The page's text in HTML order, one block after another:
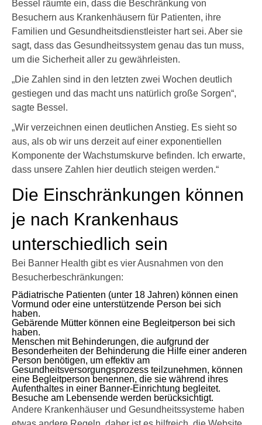
Bessel räumte ein, dass die Beschränkung von
Besuchern aus Krankenhäusern für Patienten, ihre
Familien und Gesundheitsdienstleister hart sei. Aber sie
sagt, dass das Gesundheitssystem genau das tun muss,
um die Sicherheit aller zu gewährleisten.
„Die Zahlen sind in den letzten zwei Wochen deutlich
gestiegen und das macht uns natürlich große Sorgen“,
sagte Bessel.
„Wir verzeichnen einen deutlichen Anstieg. Es sieht so
aus, als ob wir uns derzeit auf einer exponentiellen
Komponente der Wachstumskurve befinden. Ich erwarte,
dass unsere Zahlen hier deutlich steigen werden.“
Die Einschränkungen können
je nach Krankenhaus
unterschiedlich sein
Bei Banner Health gibt es vier Ausnahmen von den
Besucherbeschränkungen:
Pädiatrische Patienten (unter 18 Jahren) können einen
Vormund oder eine unterstützende Person bei sich
haben.
Gebärende Mütter können eine Begleitperson bei sich
haben.
Menschen mit Behinderungen, die aufgrund der
Besonderheiten der Behinderung die Hilfe einer anderen
Person benötigen, um effektiv am
Gesundheitsversorgungsprozess teilzunehmen, können
eine Begleitperson benennen, die sie während ihres
Aufenthaltes in einer Banner-Einrichtung begleitet.
Besuche am Lebensende werden berücksichtigt.
Andere Krankenhäuser und Gesundheitssysteme haben